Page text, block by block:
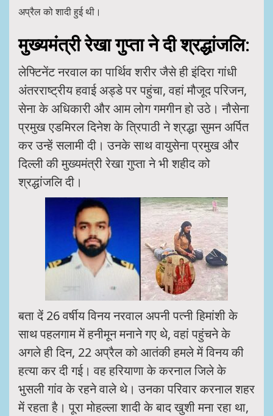
अप्रैल को शादी हुई थी।
मुख्यमंत्री रेखा गुप्ता ने दी श्रद्धांजलि:
लेफ्टिनेंट नरवाल का पार्थिव शरीर जैसे ही इंदिरा गांधी
अंतरराष्ट्रीय हवाई अड्डे पर पहुंचा, वहां मौजूद परिजन,
सेना के अधिकारी और आम लोग गमगीन हो उठे। नौसेना
प्रमुख एडमिरल दिनेश के त्रिपाठी ने श्रद्धा सुमन अर्पित
कर उन्हें सलामी दी। उनके साथ वायुसेना प्रमुख और
दिल्ली की मुख्यमंत्री रेखा गुप्ता ने भी शहीद को
श्रद्धांजलि दी।
बता दें 26 वर्षीय विनय नरवाल अपनी पत्नी हिमांशी के
साथ पहलगाम में हनीमून मनाने गए थे, वहां पहुंचने के
अगले ही दिन, 22 अप्रैल को आतंकी हमले में विनय की
हत्या कर दी गई। वह हरियाणा के करनाल जिले के
भुसली गांव के रहने वाले थे। उनका परिवार करनाल शहर
में रहता है। पूरा मोहल्ला शादी के बाद खुशी मना रहा था,